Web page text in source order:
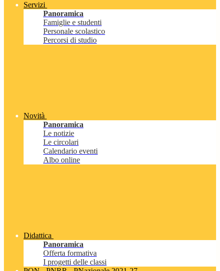
Servizi
Panoramica
Famiglie e studenti
Personale scolastico
Percorsi di studio
Novità
Panoramica
Le notizie
Le circolari
Calendario eventi
Albo online
Didattica
Panoramica
Offerta formativa
I progetti delle classi